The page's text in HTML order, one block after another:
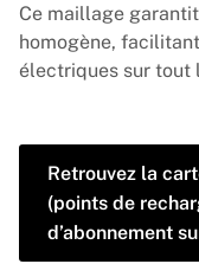
Ce maillage
homogène,
électriques sur tout
Retrouvez la
(points de
d’abonnement